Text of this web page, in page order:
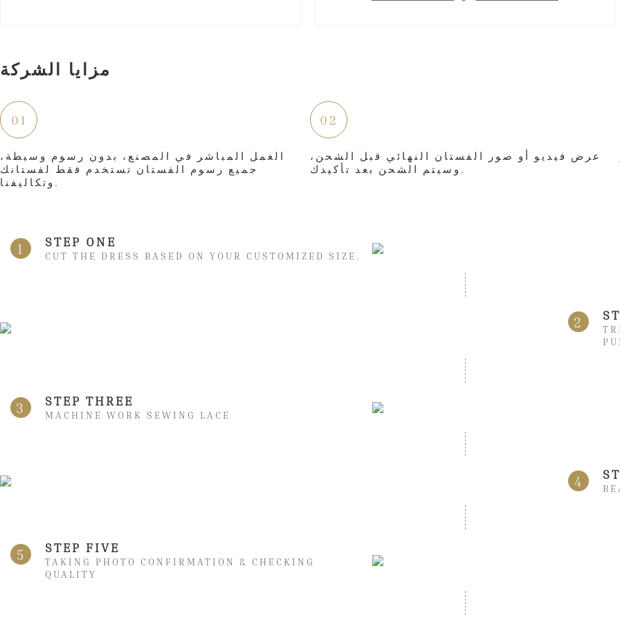
مزايا الشركة
01
العمل المباشر في المصنع، بدون رسوم وسيطة،
جميع رسوم الفستان تستخدم فقط لفستانك
وتكاليفنا.
02
عرض فيديو أو صور الفستان النهائي قبل الشحن،
وسيتم الشحن بعد تأكيدك.
1 STEP ONE
CUT THE DRESS BASED ON YOUR CUSTOMIZED SIZE.
2
3 STEP THREE
MACHINE WORK SEWING LACE
4
5 STEP FIVE
TAKING PHOTO CONFIRMATION & CHECKING
QUALITY